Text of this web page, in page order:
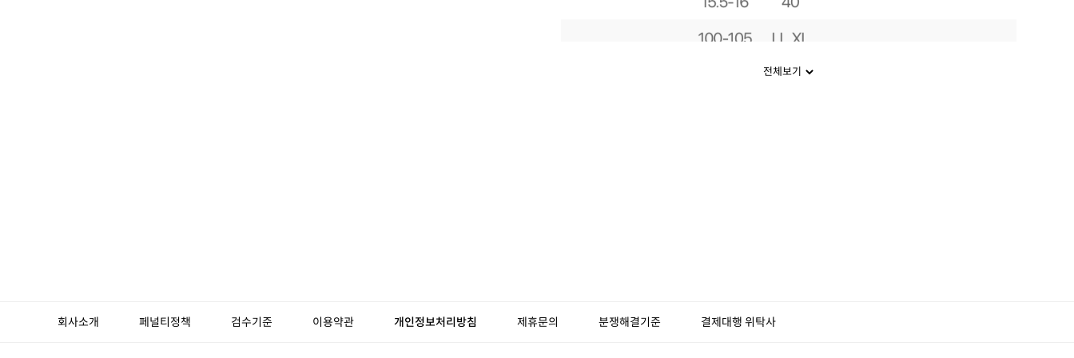
전체보기
회사소개 페널티정책 검수기준 이용약관 개인정보처리방침 제휴문의 분쟁해결기준 결제대행 위탁사